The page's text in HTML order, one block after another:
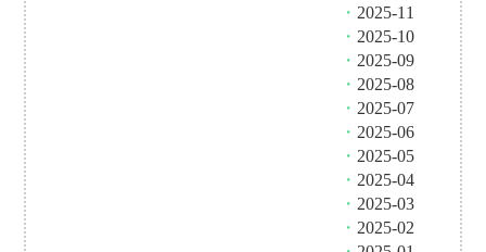
・ 2025-11
・ 2025-10
・ 2025-09
・ 2025-08
・ 2025-07
・ 2025-06
・ 2025-05
・ 2025-04
・ 2025-03
・ 2025-02